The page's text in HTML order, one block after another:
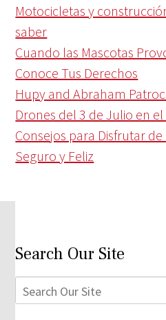
Motocicletas y
saber
Cuando las Mascotas
Conoce Tus Derechos
Hupy and Abraham
Drones del 3 de Julio en el
Consejos para Disfrutar
Seguro y Feliz
Search Our Site